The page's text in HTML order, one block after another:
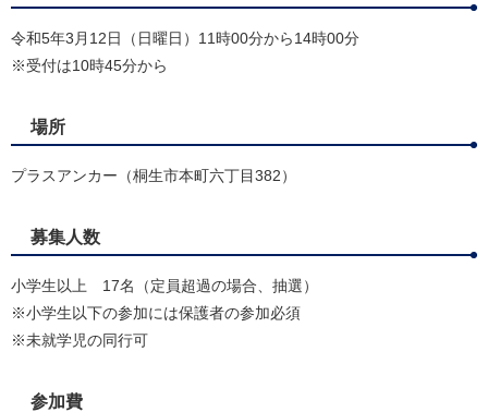
令和5年3月12日（日曜日）11時00分から14時00分
※受付は10時45分から
場所
プラスアンカー（桐生市本町六丁目382）
募集人数
小学生以上 17名（定員超過の場合、抽選）
※小学生以下の参加には保護者の参加必須
※未就学児の同行可
参加費